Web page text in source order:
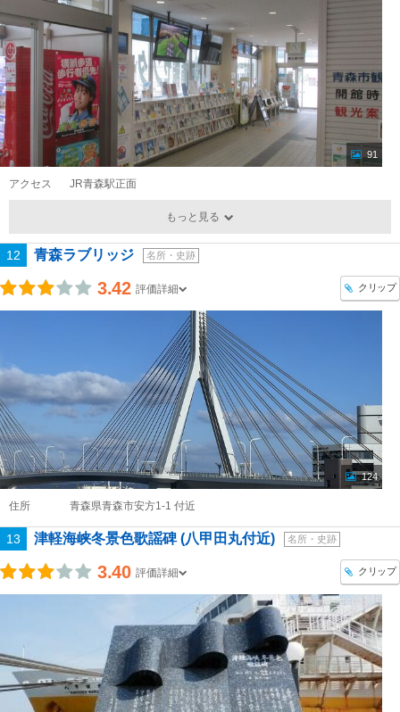
91
アクセス JR青森駅正面
もっと見る
12 青森ラブリッジ 名所・史跡
3.42 評価詳細 クリップ
124
住所 青森県青森市安方1-1 付近
13 津軽海峡冬景色歌謡碑 (八甲田丸付近) 名所・史跡
3.40 評価詳細 クリップ